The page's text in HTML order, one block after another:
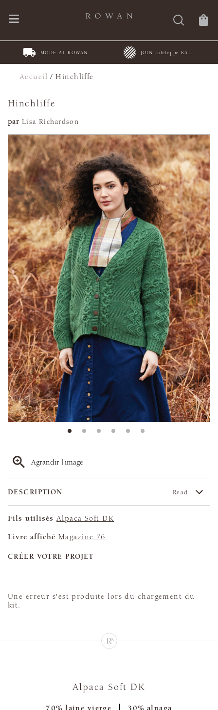
MODE AT ROWAN JOIN Juleteppe KAL
Accueil /Hinchliffe
Hinchliffe
par Lisa Richardson
Agrandir l'image
DESCRIPTION Read
Fils utilisés Alpaca Soft DK
Livre affiché Magazine 76
CRÉER VOTRE PROJET
Une erreur s'est produite lors du chargement du
kit.
Alpaca Soft DK
70% laine vierge 30% alpaga